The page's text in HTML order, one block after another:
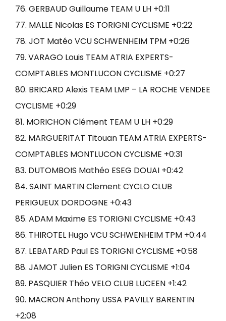
76. GERBAUD Guillaume TEAM U LH +0:11
77. MALLE Nicolas ES TORIGNI CYCLISME +0:22
78. JOT Matéo VCU SCHWENHEIM TPM +0:26
79. VARAGO Louis TEAM ATRIA EXPERTS-
COMPTABLES MONTLUCON CYCLISME +0:27
80. BRICARD Alexis TEAM LMP – LA ROCHE VENDEE
CYCLISME +0:29
81. MORICHON Clément TEAM U LH +0:29
82. MARGUERITAT Titouan TEAM ATRIA EXPERTS-
COMPTABLES MONTLUCON CYCLISME +0:31
83. DUTOMBOIS Mathéo ESEG DOUAI +0:42
84. SAINT MARTIN Clement CYCLO CLUB
PERIGUEUX DORDOGNE +0:43
85. ADAM Maxime ES TORIGNI CYCLISME +0:43
86. THIROTEL Hugo VCU SCHWENHEIM TPM +0:44
87. LEBATARD Paul ES TORIGNI CYCLISME +0:58
88. JAMOT Julien ES TORIGNI CYCLISME +1:04
89. PASQUIER Théo VELO CLUB LUCEEN +1:42
90. MACRON Anthony USSA PAVILLY BARENTIN
+2:08